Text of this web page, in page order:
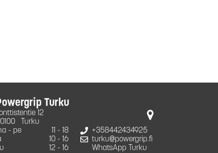
Turku
12
Turku
- pe
11 - 18
10 - 16
12 - 16
+358442434925
turku@powergrip.fi
WhatsApp Turku